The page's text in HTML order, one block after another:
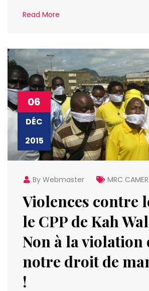
Read More
06
DÉC
2015
By Webmaster MRC
Violences contre
le CPP de Kah
Non à la violation
notre droit de
!